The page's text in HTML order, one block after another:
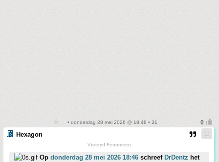
• donderdag 28 mei 2026 @ 18:48 • 31
Hexagon
Vreemd Fenomeen
Op donderdag 28 mei 2026 18:46 schreef DrDentz het